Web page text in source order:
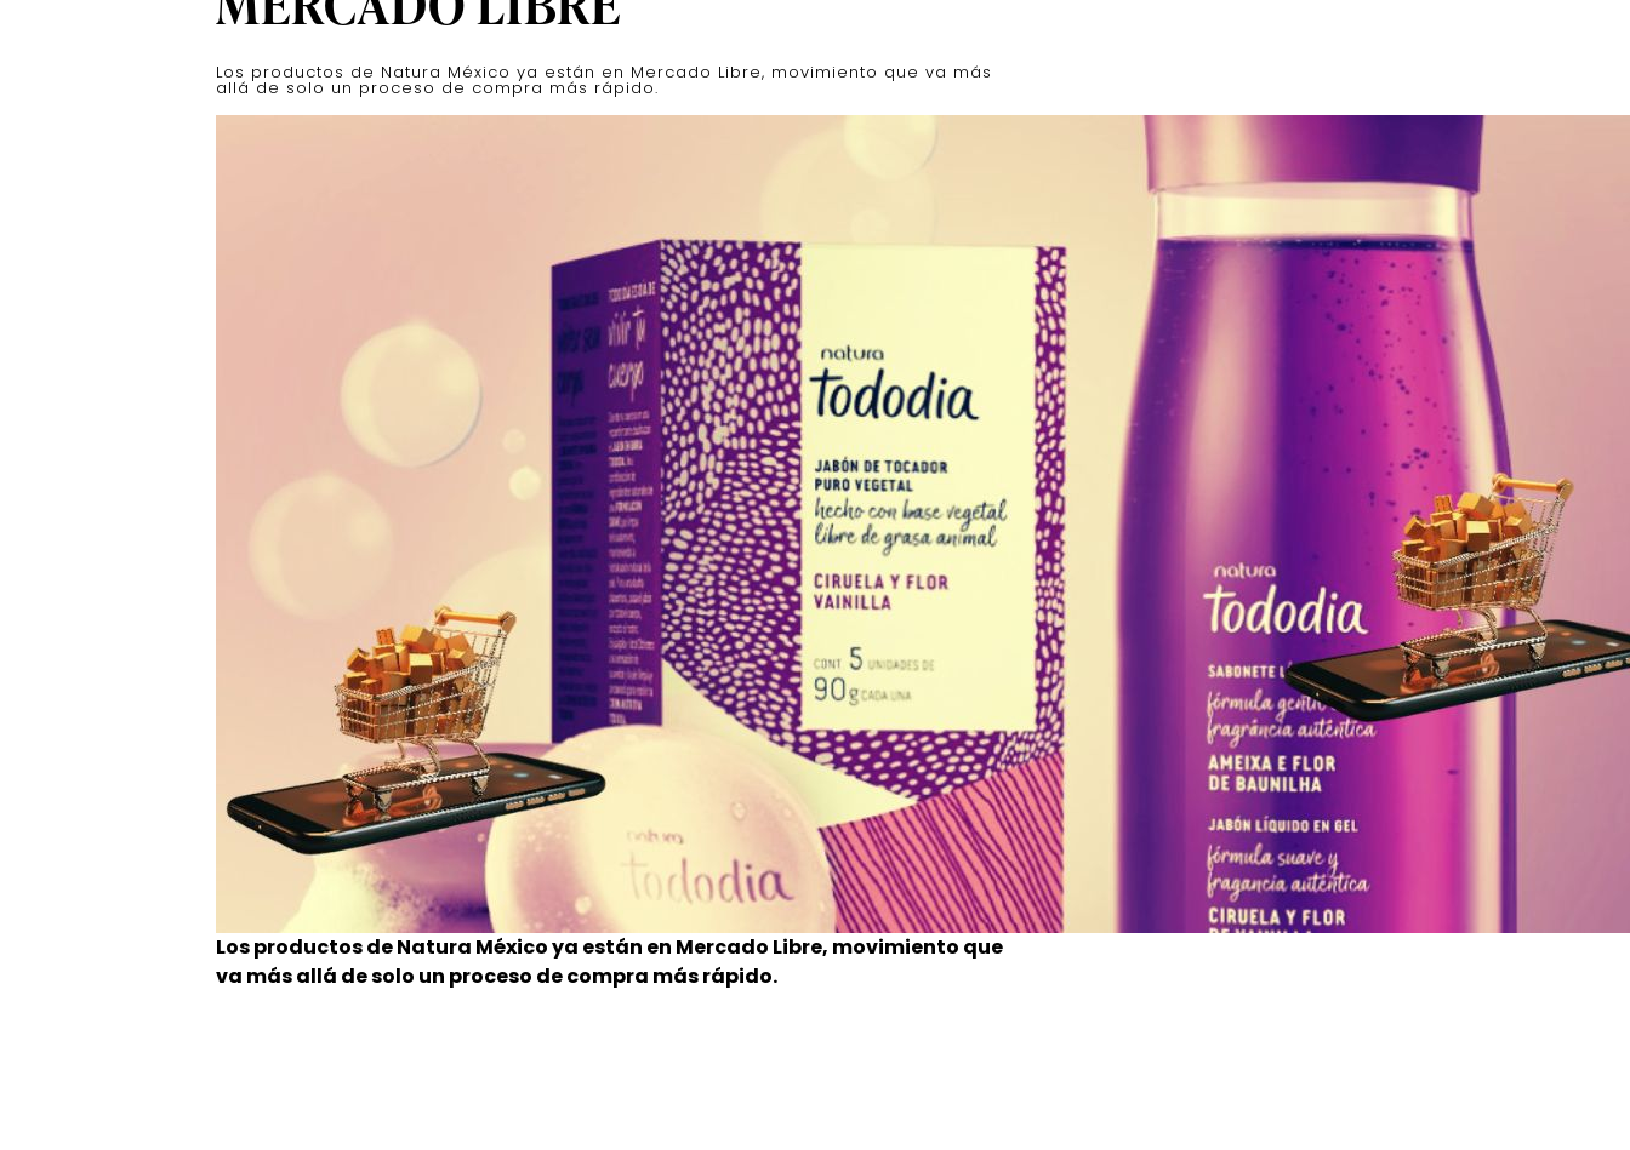
Los productos de Natura México ya están en Mercado Libre, movimiento que va más
allá de solo un proceso de compra más rápido.
Los productos de Natura México ya están en Mercado Libre, movimiento que
va más allá de solo un proceso de compra más rápido.